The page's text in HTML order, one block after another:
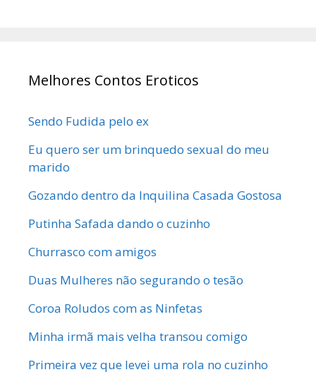
Melhores Contos Eroticos
Sendo Fudida pelo ex
Eu quero ser um brinquedo sexual do meu
marido
Gozando dentro da Inquilina Casada Gostosa
Putinha Safada dando o cuzinho
Churrasco com amigos
Duas Mulheres não segurando o tesão
Coroa Roludos com as Ninfetas
Minha irmã mais velha transou comigo
Primeira vez que levei uma rola no cuzinho